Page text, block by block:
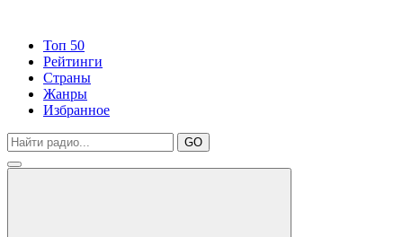
Топ 50
Рейтинги
Страны
Жанры
Избранное
GO